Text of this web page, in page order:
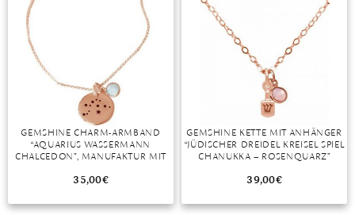
PYRIT
QUARZ
ROSENQUARZ
SAPHIR
GEMSHINE CHARM-ARMBAND
“AQUARIUS WASSERMANN
CHALCEDON”, MANUFAKTUR MIT
35,00€
GEMSHINE KETTE MIT ANHÄNGER
“JÜDISCHER DREIDEL KREISEL SPIEL
CHANUKKA – ROSENQUARZ”
39,00€